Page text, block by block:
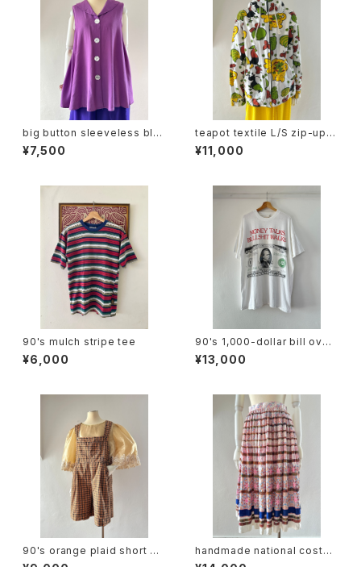
big button sleeveless blo
use
¥7,500
teapot textile L/S zip-up h
oodie
¥11,000
90's mulch stripe tee
¥6,000
90's 1,000-dollar bill over
size tee
¥13,000
90's orange plaid short ov
erall
handmade national costu
me design skirt